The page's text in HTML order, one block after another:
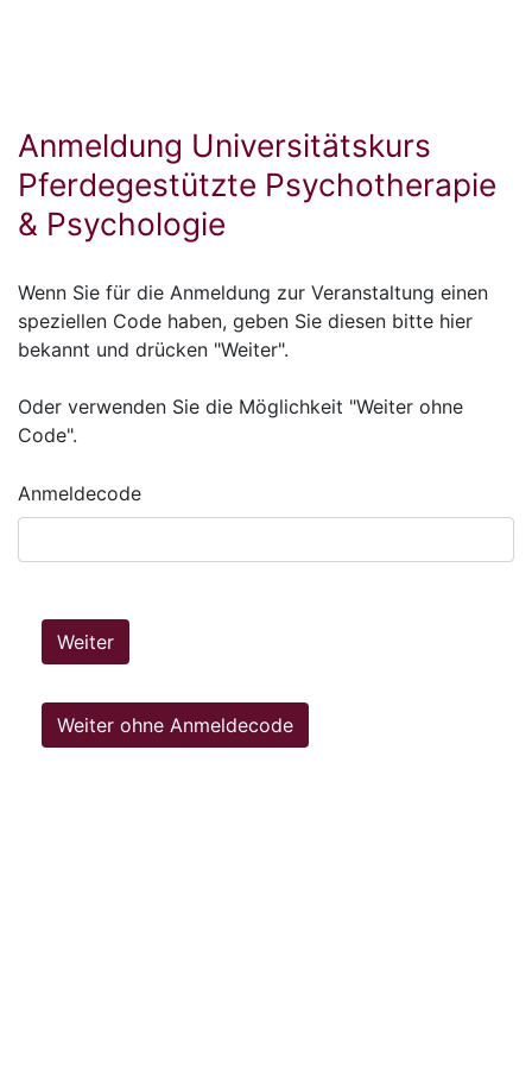
Anmeldung Universitätskurs
Pferdegestützte Psychotherapie
& Psychologie
Wenn Sie für die Anmeldung zur Veranstaltung einen
speziellen Code haben, geben Sie diesen bitte hier
bekannt und drücken "Weiter".
Oder verwenden Sie die Möglichkeit "Weiter ohne
Code".
Anmeldecode
Weiter
Weiter ohne Anmeldecode